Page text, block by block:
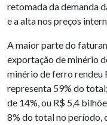
retomada da demanda
e a alta nos preços
A maior parte do
exportação de minério
minério de ferro rendeu
representa 59% do
de 14%, ou R$ 5,4
8% do total no período,